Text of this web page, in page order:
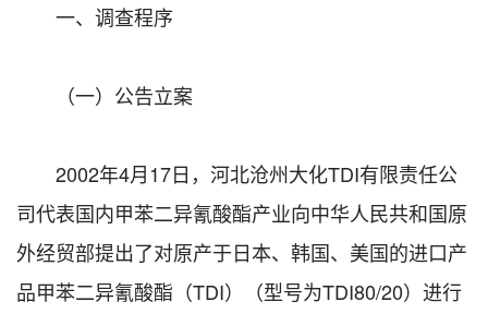
一、调查程序
（一）公告立案
2002年4月17日，河北沧州大化TDI有限责任公
司代表国内甲苯二异氰酸酯产业向中华人民共和国原
外经贸部提出了对原产于日本、韩国、美国的进口产
品甲苯二异氰酸酯（TDI）（型号为TDI80/20）进行